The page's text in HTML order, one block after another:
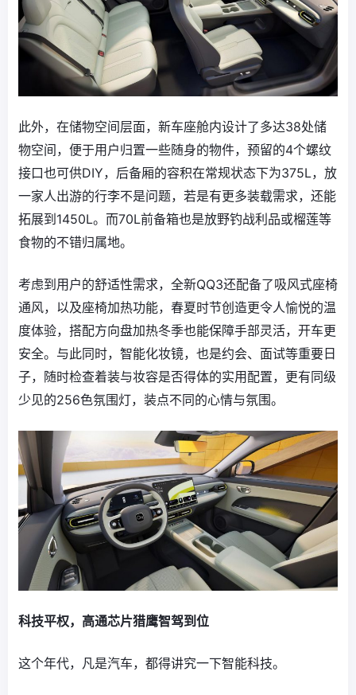
此外，在储物空间层面，新车座舱内设计了多达38处储
物空间，便于用户归置一些随身的物件，预留的4个螺纹
接口也可供DIY，后备厢的容积在常规状态下为375L，放
一家人出游的行李不是问题，若是有更多装载需求，还能
拓展到1450L。而70L前备箱也是放野钓战利品或榴莲等
食物的不错归属地。
考虑到用户的舒适性需求，全新QQ3还配备了吸风式座椅
通风，以及座椅加热功能，春夏时节创造更令人愉悦的温
度体验，搭配方向盘加热冬季也能保障手部灵活，开车更
安全。与此同时，智能化妆镜，也是约会、面试等重要日
子，随时检查着装与妆容是否得体的实用配置，更有同级
少见的256色氛围灯，装点不同的心情与氛围。
科技平权，高通芯片猎鹰智驾到位
这个年代，凡是汽车，都得讲究一下智能科技。